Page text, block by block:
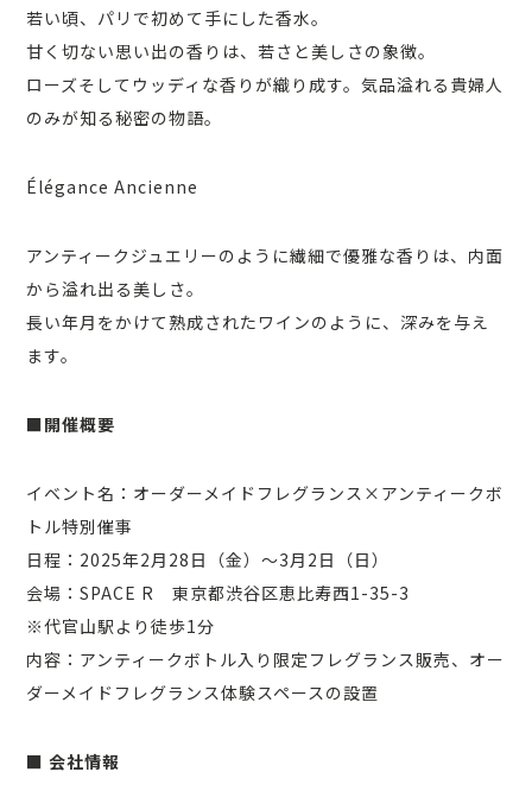
若い頃、パリで初めて手にした香水。
甘く切ない思い出の香りは、若さと美しさの象徴。
ローズそしてウッディな香りが織り成す。気品溢れる貴婦人
のみが知る秘密の物語。
Élégance Ancienne
アンティークジュエリーのように繊細で優雅な香りは、内面
から溢れ出る美しさ。
長い年月をかけて熟成されたワインのように、深みを与え
ます。
■開催概要
イベント名：オーダーメイドフレグランス×アンティークボ
トル特別催事
日程：2025年2月28日（金）〜3月2日（日）
会場：SPACE R 東京都渋谷区恵比寿西1-35-3
※代官山駅より徒歩1分
内容：アンティークボトル入り限定フレグランス販売、オー
ダーメイドフレグランス体験スペースの設置
■ 会社情報